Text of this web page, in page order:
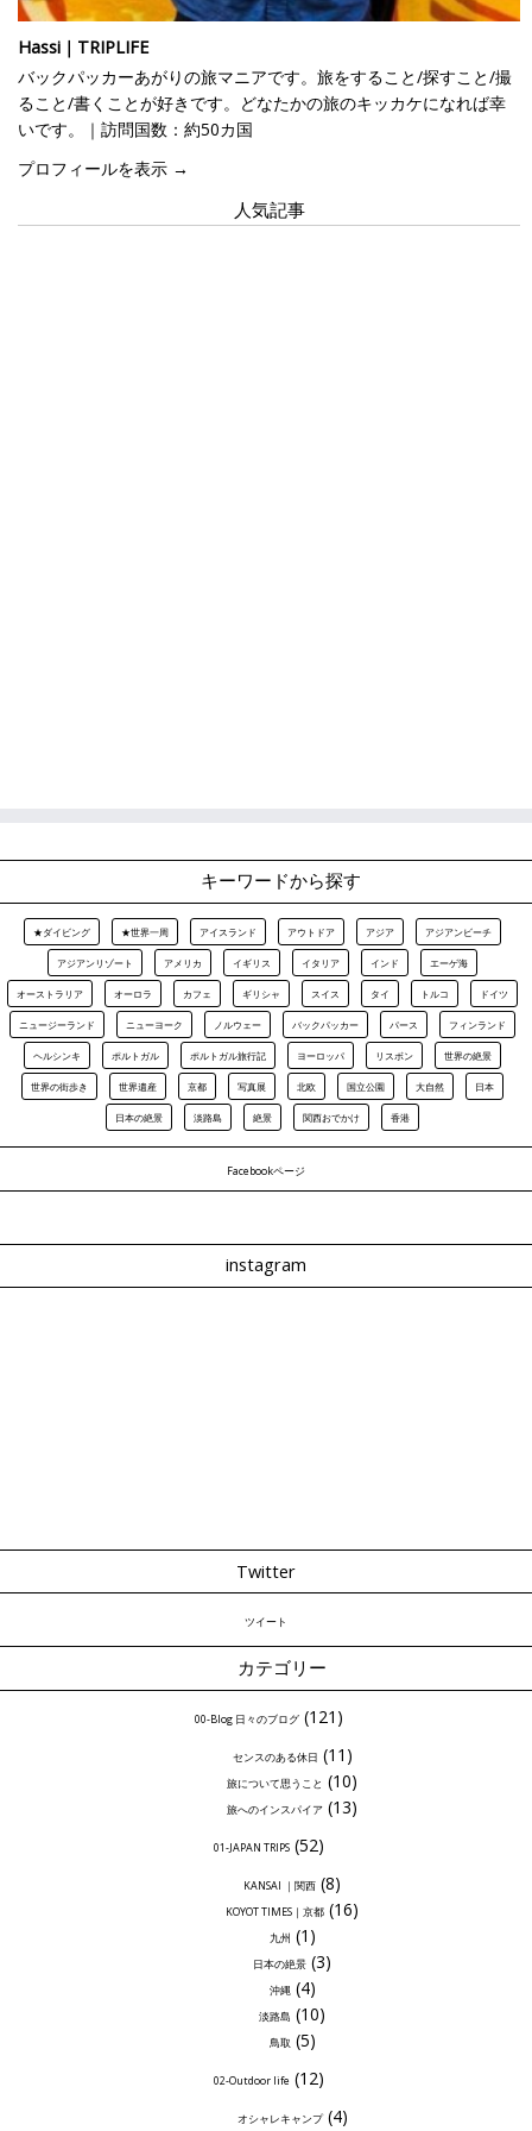
Hassi｜TRIPLIFE
バックパッカーあがりの旅マニアです。旅をすること/探すこと/撮
ること/書くことが好きです。どなたかの旅のキッカケになれば幸
いです。｜訪問国数：約50カ国
プロフィールを表示 →
人気記事
キーワードから探す
★ダイビング ★世界一周 アイスランド アウトドア アジア アジアンビーチ
アジアンリゾート アメリカ イギリス イタリア インド エーゲ海
オーストラリア オーロラ カフェ ギリシャ スイス タイ トルコ ドイツ
ニュージーランド ニューヨーク ノルウェー バックパッカー パース フィンランド
ヘルシンキ ポルトガル ポルトガル旅行記 ヨーロッパ リスボン 世界の絶景
世界の街歩き 世界遺産 京都 写真展 北欧 国立公園 大自然 日本
日本の絶景 淡路島 絶景 関西おでかけ 香港
Facebookページ
instagram
Twitter
ツイート
カテゴリー
00-Blog 日々のブログ(121)
センスのある休日 (11)
旅について思うこと (10)
旅へのインスパイア (13)
01-JAPAN TRIPS(52)
KANSAI ｜関西 (8)
KOYOT TIMES｜京都 (16)
九州 (1)
日本の絶景 (3)
沖縄 (4)
淡路島 (10)
鳥取 (5)
02-Outdoor life(12)
オシャレキャンプ(4)